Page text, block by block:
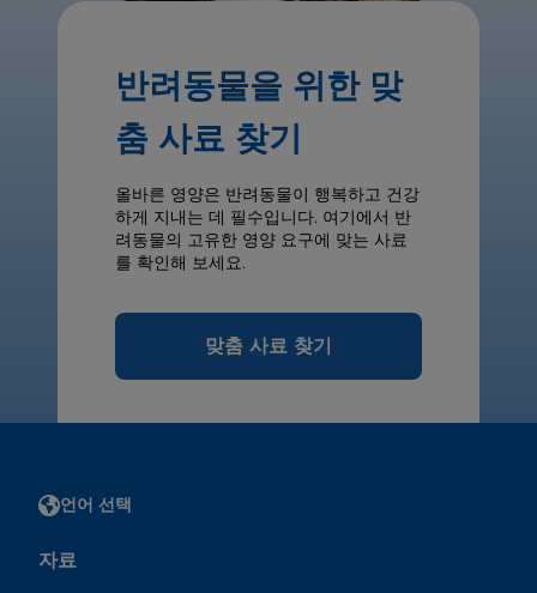
반려동물을 위한 맞
춤 사료 찾기
올바른 영양은 반려동물이 행복하고 건강
하게 지내는 데 필수입니다. 여기에서 반
려동물의 고유한 영양 요구에 맞는 사료
를 확인해 보세요.
맞춤 사료 찾기
언어 선택
자료